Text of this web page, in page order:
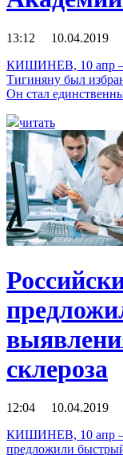
13:12 10.04.2019
КИШИНЕВ, 10 апр —
Тигиняну был
Он стал
читать
склероза
12:04 10.04.2019
КИШИНЕВ, 10 апр —
предложили